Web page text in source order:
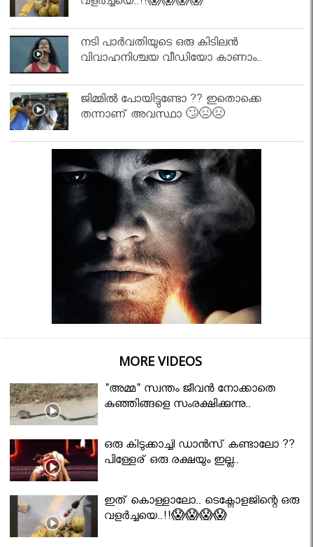
നടി പാർവതിയുടെ ഒരു കിടിലൻ
വിവാഹനിശ്ചയ വീഡിയോ കാണാം..
ജിമ്മിൽ പോയിട്ടുണ്ടോ ?? ഇതൊക്കെ
തന്നാണ് അവസ്ഥാ 🙄😣😣
MORE VIDEOS
"അമ്മ" സ്വന്തം ജീവൻ നോക്കാതെ
കുഞ്ഞിങ്ങളെ സംരക്ഷിക്കുന്നു..
ഒരു കിടുക്കാച്ചി ഡാൻസ് കണ്ടാലോ ??
പിള്ളേര് ഒരു രക്ഷയും ഇല്ല..
ഇത് കൊള്ളാലോ.. ടെക്നോളജിന്റെ ഒരു
വളർച്ചയെ..!!😱😱😱😱